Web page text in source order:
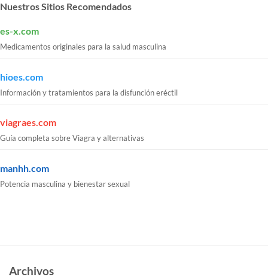
Nuestros Sitios Recomendados
es-x.com
Medicamentos originales para la salud masculina
hioes.com
Información y tratamientos para la disfunción eréctil
viagraes.com
Guía completa sobre Viagra y alternativas
manhh.com
Potencia masculina y bienestar sexual
Archivos